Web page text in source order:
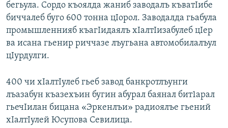
бегьула. Сордо къоялда жаниб заводалъ къватIибе
биччалеб буго 600 тонна цIорол. Заводалда гьабула
промышленнияб къагIидаялъ хIалтIизабулеб цIер
ва исана гьенир риччазе лъугьана автомобилалъул
цIурдулги.
400 чи хIалтIулеб гьеб завод банкротлъунги
лъазабун къазехъин бугин абурал баянал бит1арал
гьечIилан бицана «Эркенлъи» радиоялъе гьений
хIалтIулей Юсупова Севилица.